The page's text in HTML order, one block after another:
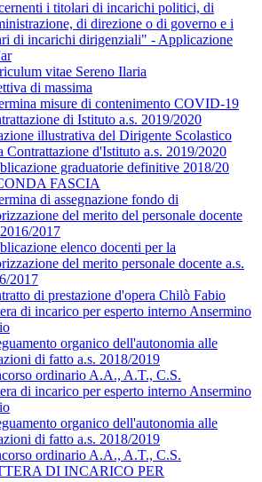
i titolari di incarichi politici, di
di direzione o di governo e i
di incarichi dirigenziali" - Applicazione
vitae Sereno Ilaria
di massima
misure di contenimento COVID-19
di Istituto a.s. 2019/2020
illustrativa del Dirigente Scolastico
Contrattazione d'Istituto a.s. 2019/2020
graduatorie definitive 2018/20
FASCIA
di assegnazione fondo di
del merito del personale docente
2017
elenco docenti per la
del merito personale docente a.s.
2017
di prestazione d'opera Chilò Fabio
di incarico per esperto interno Ansermino
organico dell'autonomia alle
di fatto a.s. 2018/2019
ordinario A.A., A.T., C.S.
di incarico per esperto interno Ansermino
organico dell'autonomia alle
di fatto a.s. 2018/2019
ordinario A.A., A.T., C.S.
DI INCARICO PER